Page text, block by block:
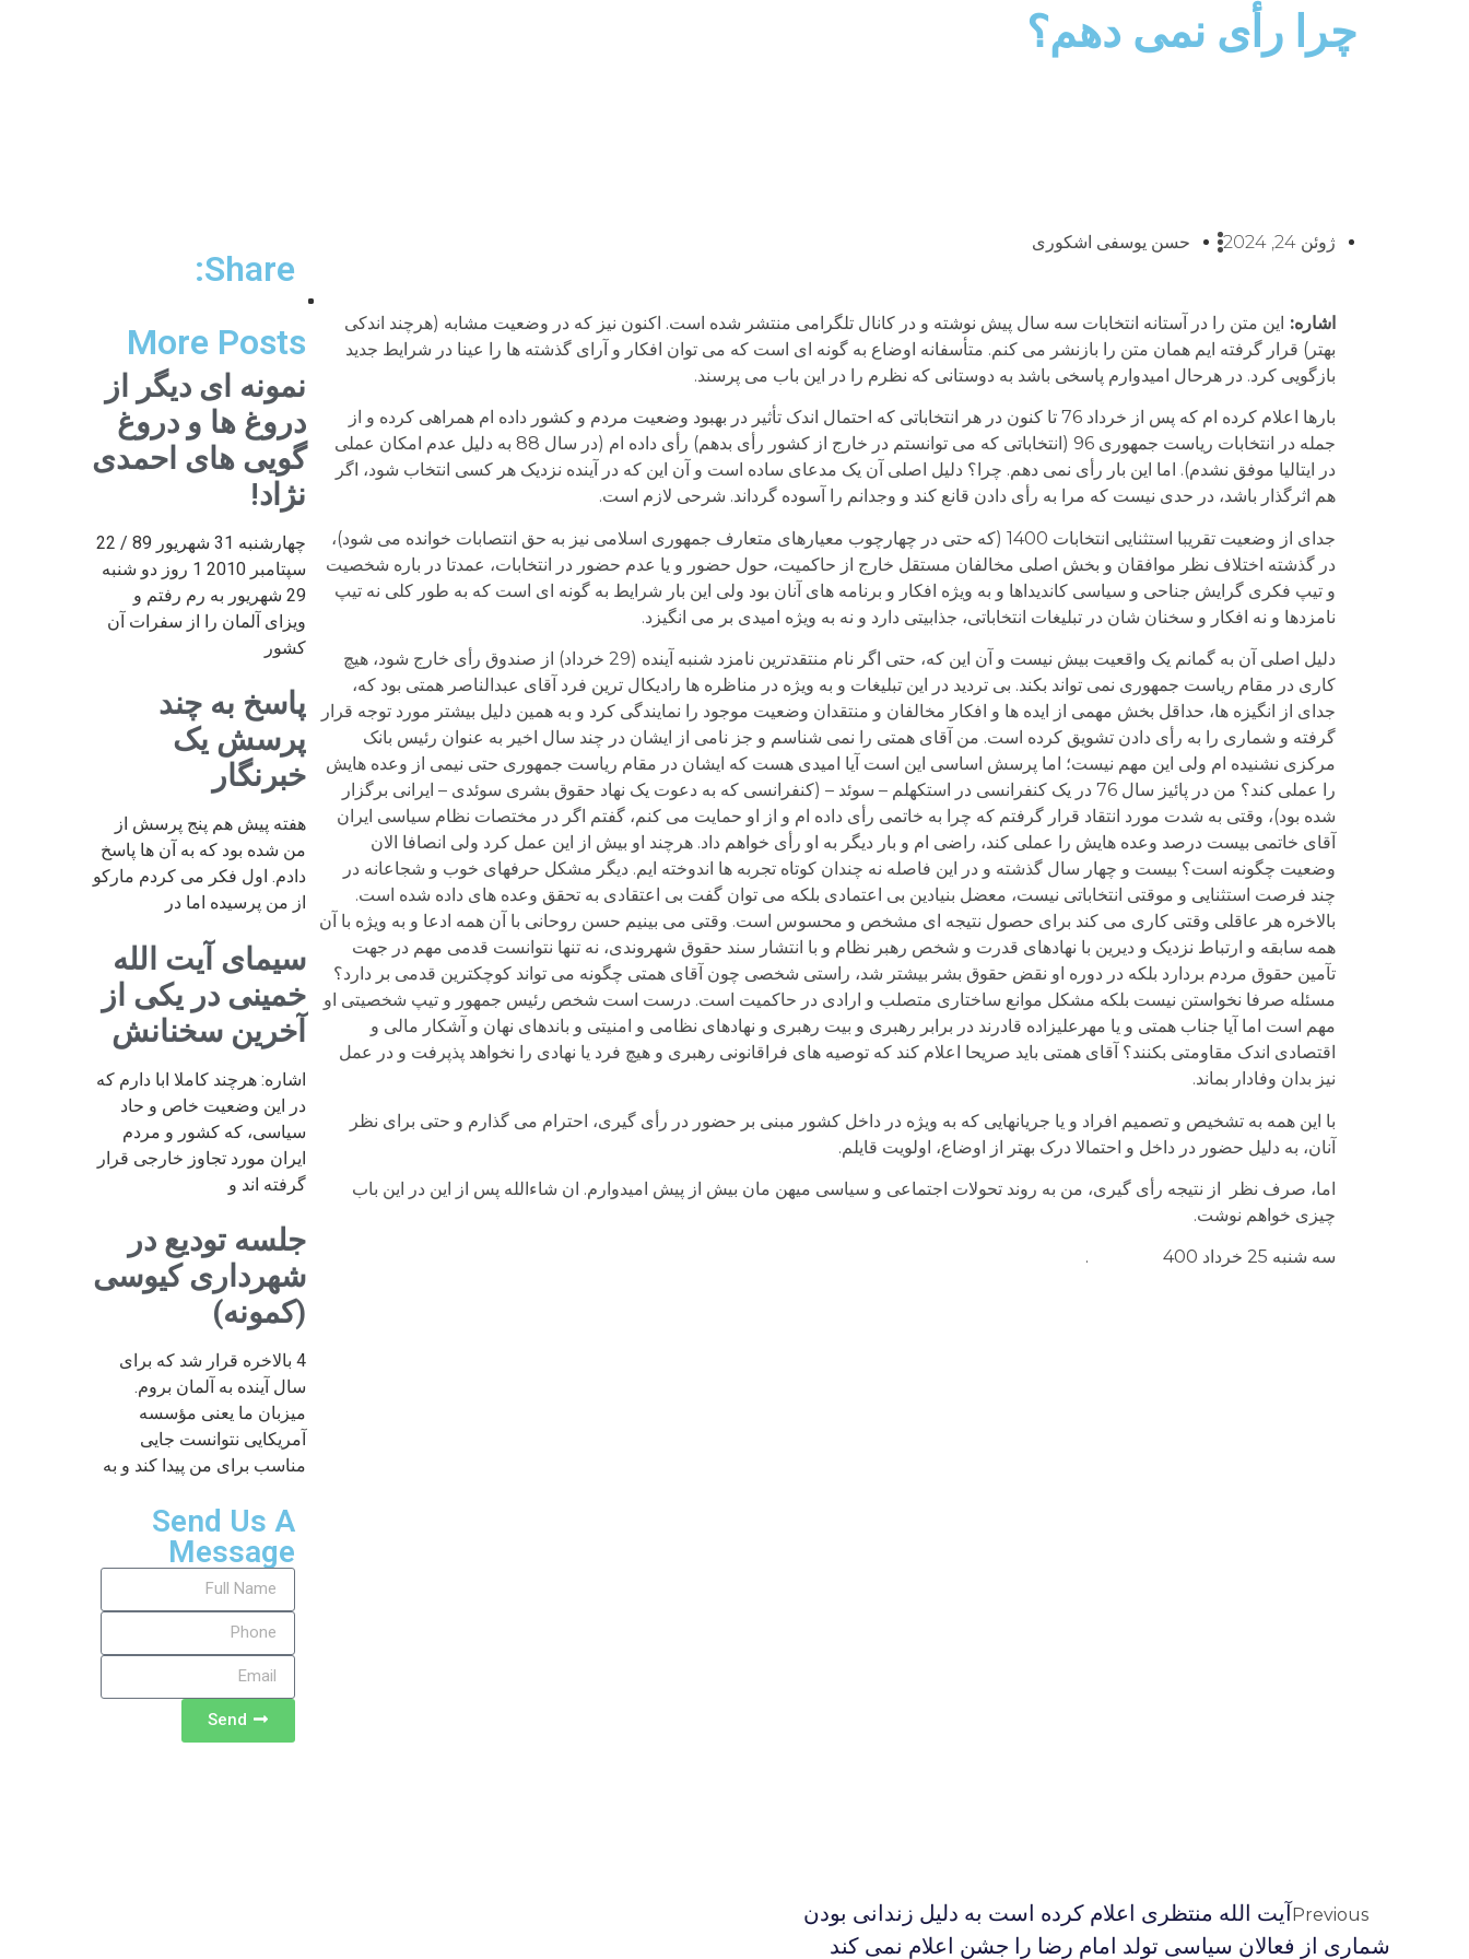
چرا رأی نمی دهم؟
ژوئن 24, 2024 حسن یوسفی اشکوری
اشاره: این متن را در آستانه انتخابات سه سال پیش نوشته و در کانال تلگرامی منتشر شده است. اکنون نیز که در وضعیت مشابه (هرچند اندکی
بهتر) قرار گرفته ایم همان متن را بازنشر می کنم. متأسفانه اوضاع به گونه ای است که می توان افکار و آرای گذشته ها را عینا در شرایط جدید
بازگویی کرد. در هرحال امیدوارم پاسخی باشد به دوستانی که نظرم را در این باب می پرسند.
بارها اعلام کرده ام که پس از خرداد 76 تا کنون در هر انتخاباتی که احتمال اندک تأثیر در بهبود وضعیت مردم و کشور داده ام همراهی کرده و از
جمله در انتخابات ریاست جمهوری 96 (انتخاباتی که می توانستم در خارج از کشور رأی بدهم) رأی داده ام (در سال 88 به دلیل عدم امکان عملی
در ایتالیا موفق نشدم). اما این بار رأی نمی دهم. چرا؟ دلیل اصلی آن یک مدعای ساده است و آن این که در آینده نزدیک هر کسی انتخاب شود، اگر
هم اثرگذار باشد، در حدی نیست که مرا به رأی دادن قانع کند و وجدانم را آسوده گرداند. شرحی لازم است.
جدای از وضعیت تقریبا استثنایی انتخابات 1400 (که حتی در چهارچوب معیارهای متعارف جمهوری اسلامی نیز به حق انتصابات خوانده می شود)،
در گذشته اختلاف نظر موافقان و بخش اصلی مخالفان مستقل خارج از حاکمیت، حول حضور و یا عدم حضور در انتخابات، عمدتا در باره شخصیت
و تیپ فکری گرایش جناحی و سیاسی کاندیداها و به ویژه افکار و برنامه های آنان بود ولی این بار شرایط به گونه ای است که به طور کلی نه تیپ
نامزدها و نه افکار و سخنان شان در تبلیغات انتخاباتی، جذابیتی دارد و نه به ویژه امیدی بر می انگیزد.
دلیل اصلی آن به گمانم یک واقعیت بیش نیست و آن این که، حتی اگر نام منتقدترین نامزد شنبه آینده (29 خرداد) از صندوق رأی خارج شود، هیچ
کاری در مقام ریاست جمهوری نمی تواند بکند. بی تردید در این تبلیغات و به ویژه در مناظره ها رادیکال ترین فرد آقای عبدالناصر همتی بود که،
جدای از انگیزه ها، حداقل بخش مهمی از ایده ها و افکار مخالفان و منتقدان وضعیت موجود را نمایندگی کرد و به همین دلیل بیشتر مورد توجه قرار
گرفته و شماری را به رأی دادن تشویق کرده است. من آقای همتی را نمی شناسم و جز نامی از ایشان در چند سال اخیر به عنوان رئیس بانک
مرکزی نشنیده ام ولی این مهم نیست؛ اما پرسش اساسی این است آیا امیدی هست که ایشان در مقام ریاست جمهوری حتی نیمی از وعده هایش
را عملی کند؟ من در پائیز سال 76 در یک کنفرانسی در استکهلم – سوئد – (کنفرانسی که به دعوت یک نهاد حقوق بشری سوئدی – ایرانی برگزار
شده بود)، وقتی به شدت مورد انتقاد قرار گرفتم که چرا به خاتمی رأی داده ام و از او حمایت می کنم، گفتم اگر در مختصات نظام سیاسی ایران
آقای خاتمی بیست درصد وعده هایش را عملی کند، راضی ام و بار دیگر به او رأی خواهم داد. هرچند او بیش از این عمل کرد ولی انصافا الان
وضعیت چگونه است؟ بیست و چهار سال گذشته و در این فاصله نه چندان کوتاه تجربه ها اندوخته ایم. دیگر مشکل حرفهای خوب و شجاعانه در
چند فرصت استثنایی و موقتی انتخاباتی نیست، معضل بنیادین بی اعتمادی بلکه می توان گفت بی اعتقادی به تحقق وعده های داده شده است.
بالاخره هر عاقلی وقتی کاری می کند برای حصول نتیجه ای مشخص و محسوس است. وقتی می بینیم حسن روحانی با آن همه ادعا و به ویژه با آن
همه سابقه و ارتباط نزدیک و دیرین با نهادهای قدرت و شخص رهبر نظام و با انتشار سند حقوق شهروندی، نه تنها نتوانست قدمی مهم در جهت
تآمین حقوق مردم بردارد بلکه در دوره او نقض حقوق بشر بیشتر شد، راستی شخصی چون آقای همتی چگونه می تواند کوچکترین قدمی بر دارد؟
مسئله صرفا نخواستن نیست بلکه مشکل موانع ساختاری متصلب و ارادی در حاکمیت است. درست است شخص رئیس جمهور و تیپ شخصیتی او
مهم است اما آیا جناب همتی و یا مهرعلیزاده قادرند در برابر رهبری و بیت رهبری و نهادهای نظامی و امنیتی و باندهای نهان و آشکار مالی و
اقتصادی اندک مقاومتی بکنند؟ آقای همتی باید صریحا اعلام کند که توصیه های فراقانونی رهبری و هیچ فرد یا نهادی را نخواهد پذپرفت و در عمل
نیز بدان وفادار بماند.
با این همه به تشخیص و تصمیم افراد و یا جریانهایی که به ویژه در داخل کشور مبنی بر حضور در رأی گیری، احترام می گذارم و حتی برای نظر
آنان، به دلیل حضور در داخل و احتمالا درک بهتر از اوضاع، اولویت قایلم.
اما، صرف نظر از نتیجه رأی گیری، من به روند تحولات اجتماعی و سیاسی میهن مان بیش از پیش امیدوارم. ان شاءالله پس از این در این باب
چیزی خواهم نوشت.
سه شنبه 25 خرداد 400 .
Share:
More Posts
نمونه ای دیگر از
دروغ ها و دروغ
گویی های احمدی
نژاد!
چهارشنبه 31 شهریور 89 / 22
سپتامبر 2010 1 روز دو شنبه
29 شهریور به رم رفتم و
ویزای آلمان را از سفرات آن
کشور
پاسخ به چند
پرسش یک
خبرنگار
هفته پیش هم پنج پرسش از
من شده بود که به آن ها پاسخ
دادم. اول فکر می کردم مارکو
از من پرسیده اما در
سیمای آیت الله
خمینی در یکی از
آخرین سخنانش
اشاره: هرچند کاملا ابا دارم که
در این وضعیت خاص و حاد
سیاسی، که کشور و مردم
ایران مورد تجاوز خارجی قرار
گرفته اند و
جلسه تودیع در
شهرداری کیوسی
(کمونه)
4 بالاخره قرار شد که برای
سال آینده به آلمان بروم.
میزبان ما یعنی مؤسسه
آمریکایی نتوانست جایی
مناسب برای من پیدا کند و به
Send Us A
Message
Send
Previousآیت الله منتظری اعلام کرده است به دلیل زندانی بودن
شماری از فعالان سیاسی تولد امام رضا را جشن اعلام نمی کند